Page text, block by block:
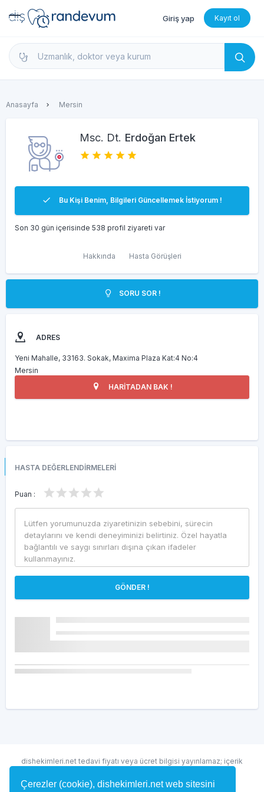
Çerezler (cookie), dishekimleri.net web sitesini
dishekimleri.net - Diş Hekimi Bul, Yorumları İncele
Giriş yap Kayıt ol
Anasayfa Mersin
Msc. Dt. Erdoğan Ertek
Bu Kişi Benim, Bilgileri Güncellemek İstiyorum !
Son 30 gün içerisinde 538 profil ziyareti var
Hakkında Hasta Görüşleri
SORU SOR !
ADRES
Yeni Mahalle, 33163. Sokak, Maxima Plaza Kat:4 No:4
Mersin
HARİTADAN BAK !
HASTA DEĞERLENDİRMELERİ
Puan :
GÖNDER !
dishekimleri.net tedavi fiyatı veya ücret bilgisi yayınlamaz; içerik